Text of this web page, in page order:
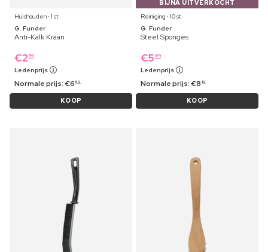
Huishouden ⋅ 1 st
G. Funder
Anti-Kalk Kraan
€2 99
Ledenprijs
Normale prijs:€6 59
KOOP
BIJNA UITVERKOCHT
Reiniging ⋅ 10 st
G. Funder
Steel Sponges
€5 89
Ledenprijs
Normale prijs:€8 19
KOOP